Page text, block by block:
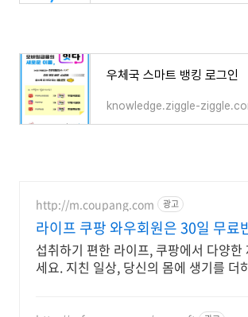
우체국 스마트 뱅킹 로그인
knowledge.ziggle-
http://m.coupang.com 광고
라이프 쿠팡 와우회원은 30일 무료
섭취하기 편한 라이프, 쿠팡에서 다양한
세요. 지친 일상, 당신의 몸에 생기를 더